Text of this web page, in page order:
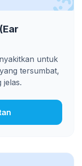
untuk
tersumbat,
jelas.